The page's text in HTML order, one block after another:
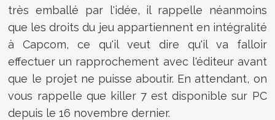
très emballé par l'idée, il rappelle néanmoins
que les droits du jeu appartiennent en intégralité
à Capcom, ce qu'il veut dire qu'il va falloir
effectuer un rapprochement avec l'éditeur avant
que le projet ne puisse aboutir. En attendant, on
vous rappelle que killer 7 est disponible sur PC
depuis le 16 novembre dernier.